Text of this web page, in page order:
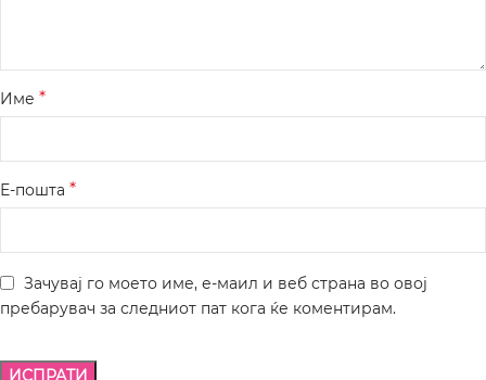
Име *
Е-пошта *
Зачувај го моето име, е-маил и веб страна во овој
пребарувач за следниот пат кога ќе коментирам.